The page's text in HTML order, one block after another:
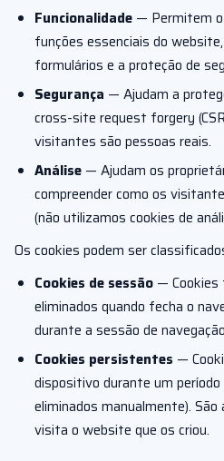
Funcionalidade — Permitem
funções essenciais do
formulários e a proteção de
Segurança — Ajudam a
cross-site request forgery
visitantes são pessoas reais.
Análise — Ajudam os
compreender como os
(não utilizamos cookies de
Os cookies podem ser
Cookies de sessão — Cookies
eliminados quando fecha o
durante a sessão de
Cookies persistentes —
dispositivo durante um
eliminados manualmente).
visita o website que os criou.